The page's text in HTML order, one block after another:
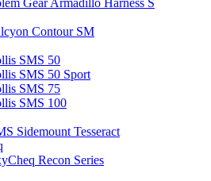
Gear Armadillo Harness S
Contour SM
SMS 50
SMS 50 Sport
SMS 75
SMS 100
Sidemount Tesseract
Recon Series